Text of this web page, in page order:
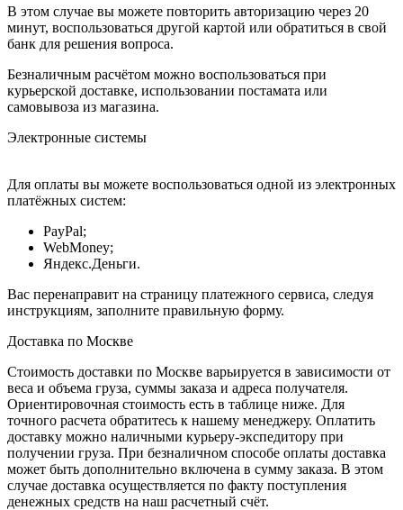
В этом случае вы можете повторить авторизацию через 20
минут, воспользоваться другой картой или обратиться в свой
банк для решения вопроса.
Безналичным расчётом можно воспользоваться при
курьерской доставке, использовании постамата или
самовывоза из магазина.
Электронные системы
Для оплаты вы можете воспользоваться одной из электронных
платёжных систем:
PayPal;
WebMoney;
Яндекс.Деньги.
Вас перенаправит на страницу платежного сервиса, следуя
инструкциям, заполните правильную форму.
Доставка по Москве
Стоимость доставки по Москве варьируется в зависимости от
веса и объема груза, суммы заказа и адреса получателя.
Ориентировочная стоимость есть в таблице ниже. Для
точного расчета обратитесь к нашему менеджеру. Оплатить
доставку можно наличными курьеру-экспедитору при
получении груза. При безналичном способе оплаты доставка
может быть дополнительно включена в сумму заказа. В этом
случае доставка осуществляется по факту поступления
денежных средств на наш расчетный счёт.